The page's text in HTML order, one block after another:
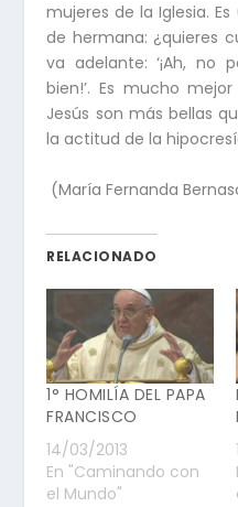
mujeres de la Iglesia.
de hermana: ¿quieres
va adelante: ‘¡Ah, no
bien!’. Es mucho
Jesús son más bellas
la actitud de la
(María Fernanda
RELACIONADO
1° HOMILÍA DEL PAPA
FRANCISCO
14/03/2013
En "Caminando con
el Mundo"